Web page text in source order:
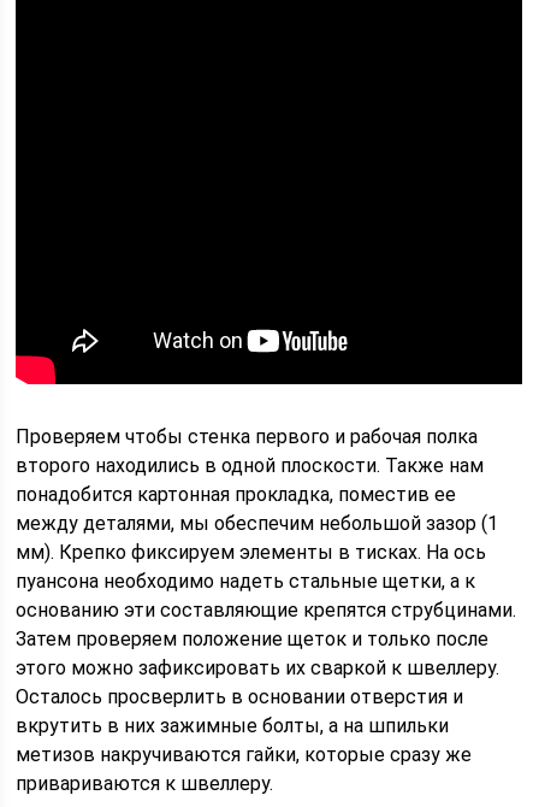
Проверяем чтобы стенка первого и рабочая полка
второго находились в одной плоскости. Также нам
понадобится картонная прокладка, поместив ее
между деталями, мы обеспечим небольшой зазор (1
мм). Крепко фиксируем элементы в тисках. На ось
пуансона необходимо надеть стальные щетки, а к
основанию эти составляющие крепятся струбцинами.
Затем проверяем положение щеток и только после
этого можно зафиксировать их сваркой к швеллеру.
Осталось просверлить в основании отверстия и
вкрутить в них зажимные болты, а на шпильки
метизов накручиваются гайки, которые сразу же
привариваются к швеллеру.